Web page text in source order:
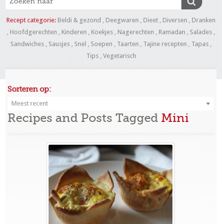
Recept categorie: Beldi & gezond , Deegwaren , Dieet , Diversen , Dranken
, Hoofdgerechten , Kinderen , Koekjes , Nagerechten , Ramadan , Salades ,
Sandwiches , Sausjes , Snel , Soepen , Taarten , Tajine recepten , Tapas ,
Tips, Vegetarisch
Sorteren op:
Meest recent
Recipes and Posts Tagged Mini